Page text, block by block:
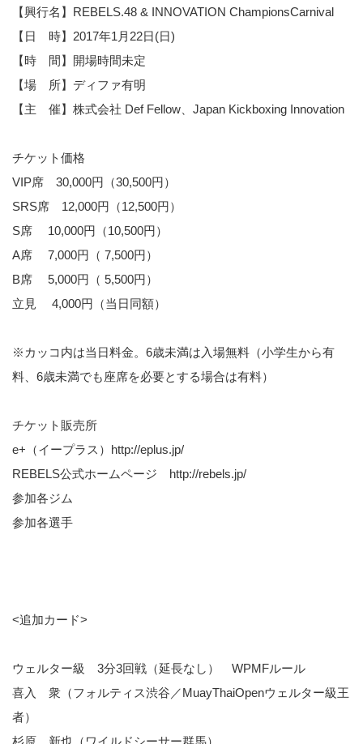
【興行名】REBELS.48 & INNOVATION ChampionsCarnival
【日 時】2017年1月22日(日)
【時 間】開場時間未定
【場 所】ディファ有明
【主 催】株式会社 Def Fellow、Japan Kickboxing Innovation
チケット価格
VIP席 30,000円（30,500円）
SRS席 12,000円（12,500円）
S席 10,000円（10,500円）
A席 7,000円（ 7,500円）
B席 5,000円（ 5,500円）
立見 4,000円（当日同額）
※カッコ内は当日料金。6歳未満は入場無料（小学生から有
料、6歳未満でも座席を必要とする場合は有料）
チケット販売所
e+（イープラス）http://eplus.jp/
REBELS公式ホームページ http://rebels.jp/
参加各ジム
参加各選手
<追加カード>
ウェルター級 3分3回戦（延長なし） WPMFルール
喜入 衆（フォルティス渋谷／MuayThaiOpenウェルター級王
者）
杉原 新也（ワイルドシーサー群馬）